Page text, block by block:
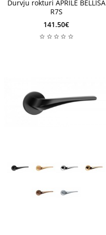
Durvju rokturi APRILE BELLISA
R7S
141.50€
2 dienas
2 dienas